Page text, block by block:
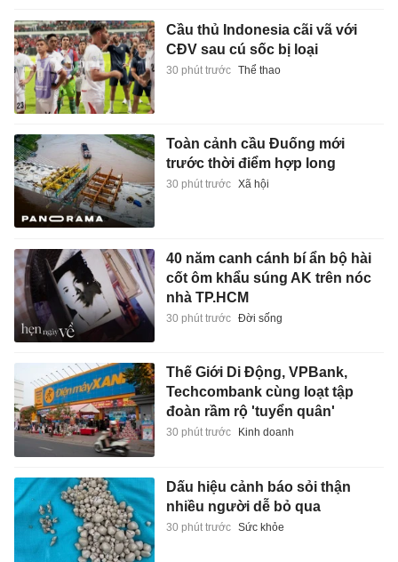
Cầu thủ Indonesia cãi vã với
CĐV sau cú sốc bị loại
30 phút trước Thể thao
Toàn cảnh cầu Đuống mới
trước thời điểm hợp long
30 phút trước Xã hội
40 năm canh cánh bí ẩn bộ hài
cốt ôm khẩu súng AK trên nóc
nhà TP.HCM
30 phút trước Đời sống
Thế Giới Di Động, VPBank,
Techcombank cùng loạt tập
đoàn rầm rộ 'tuyển quân'
30 phút trước Kinh doanh
Dấu hiệu cảnh báo sỏi thận
nhiều người dễ bỏ qua
30 phút trước Sức khỏe